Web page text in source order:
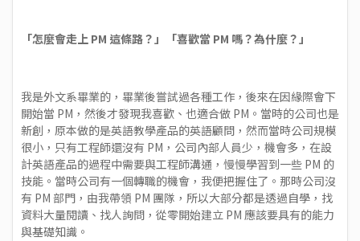
「怎麼會走上 PM 這條路？」「喜歡當 PM 嗎？為什麼？」
我是外文系畢業的，畢業後嘗試過各種工作，後來在因緣際會下
開始當 PM，然後才發現我喜歡、也適合做 PM。當時的公司也是
新創，原本做的是英語教學產品的英語顧問，然而當時公司規模
很小，只有工程師還沒有 PM，公司內部人員少，機會多，在設
計英語產品的過程中需要與工程師溝通，慢慢學習到一些 PM 的
技能。當時公司有一個轉職的機會，我便把握住了。那時公司沒
有 PM 部門，由我帶領 PM 團隊，所以大部分都是透過自學，找
資料大量閱讀、找人詢問，從零開始建立 PM 應該要具有的能力
與基礎知識。